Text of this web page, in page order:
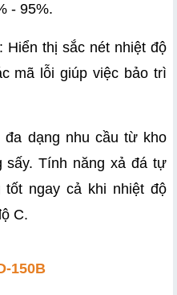
- 95%.
Hiển thị sắc nét nhiệt độ
mã lỗi giúp việc bảo trì
đa dạng nhu cầu từ kho
sấy. Tính năng xả đá tự
tốt ngay cả khi nhiệt độ
C.
150B